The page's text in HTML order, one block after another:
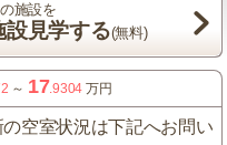
施設を
設見学する(無料)
～ 17.9304 万円
空室状況は下記へお問い